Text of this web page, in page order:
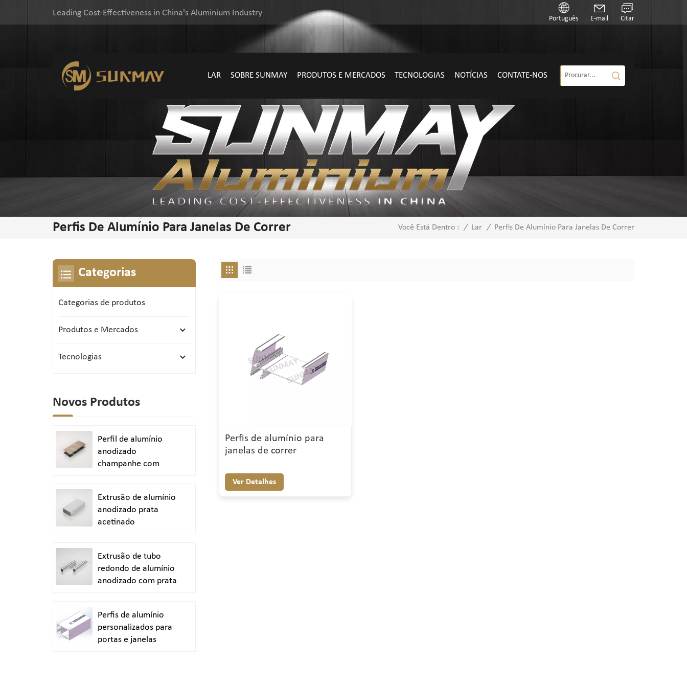
Leading Cost-Effectiveness in China's Aluminium Industry
Português E-mail Citar
LAR SOBRE SUNMAY PRODUTOS E MERCADOS TECNOLOGIAS NOTÍCIAS CONTATE-NOS
Perfis De Alumínio Para Janelas De Correr Você Está Dentro : / Lar / Perfis De Alumínio Para Janelas De Correr
Perfis de alumínio para
janelas de correr
Ver Detalhes
Categorias
Categorias de produtos
Produtos e Mercados
Tecnologias
Novos Produtos
Perfil de alumínio
anodizado
champanhe com
Extrusão de alumínio
anodizado prata
acetinado
Extrusão de tubo
redondo de alumínio
anodizado com prata
Perfis de alumínio
personalizados para
portas e janelas